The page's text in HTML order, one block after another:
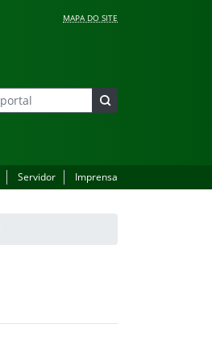
MAPA DO SITE
Servidor Imprensa